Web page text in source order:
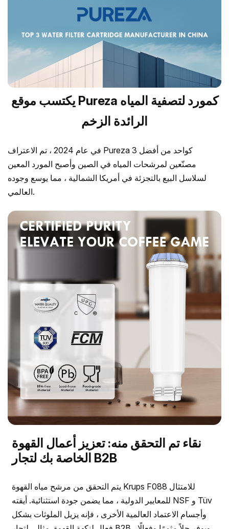
يكتسب موقع Pureza كمورد لتصفية المياه
الرائدة الزخم
في عام 2024 ، تم الاعتراف Pureza كواحد من أفضل 3
مصنّعين لمرشحات المياه في الصين وأصبح المورد المعين
لسلاسل البيع بالتجزئة في أمريكا الشمالية ، مما يوسع وجوده
العالمي.
نقاء تم التحقق منه: تعزيز أعمال القهوة
الخاصة بك لتجار B2B
يتم التحقق من مرشح مياه القهوة Krups F088 للامتثال
للمعايير الدولية ، مما يضمن جودة استثنائية. أيقته NSF و Tüv
وأجسام الاعتماد العالمية الأخرى ، فإنه يزيل الملوثات بشكل